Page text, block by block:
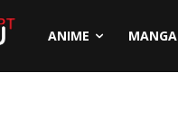
ANIME MANGA